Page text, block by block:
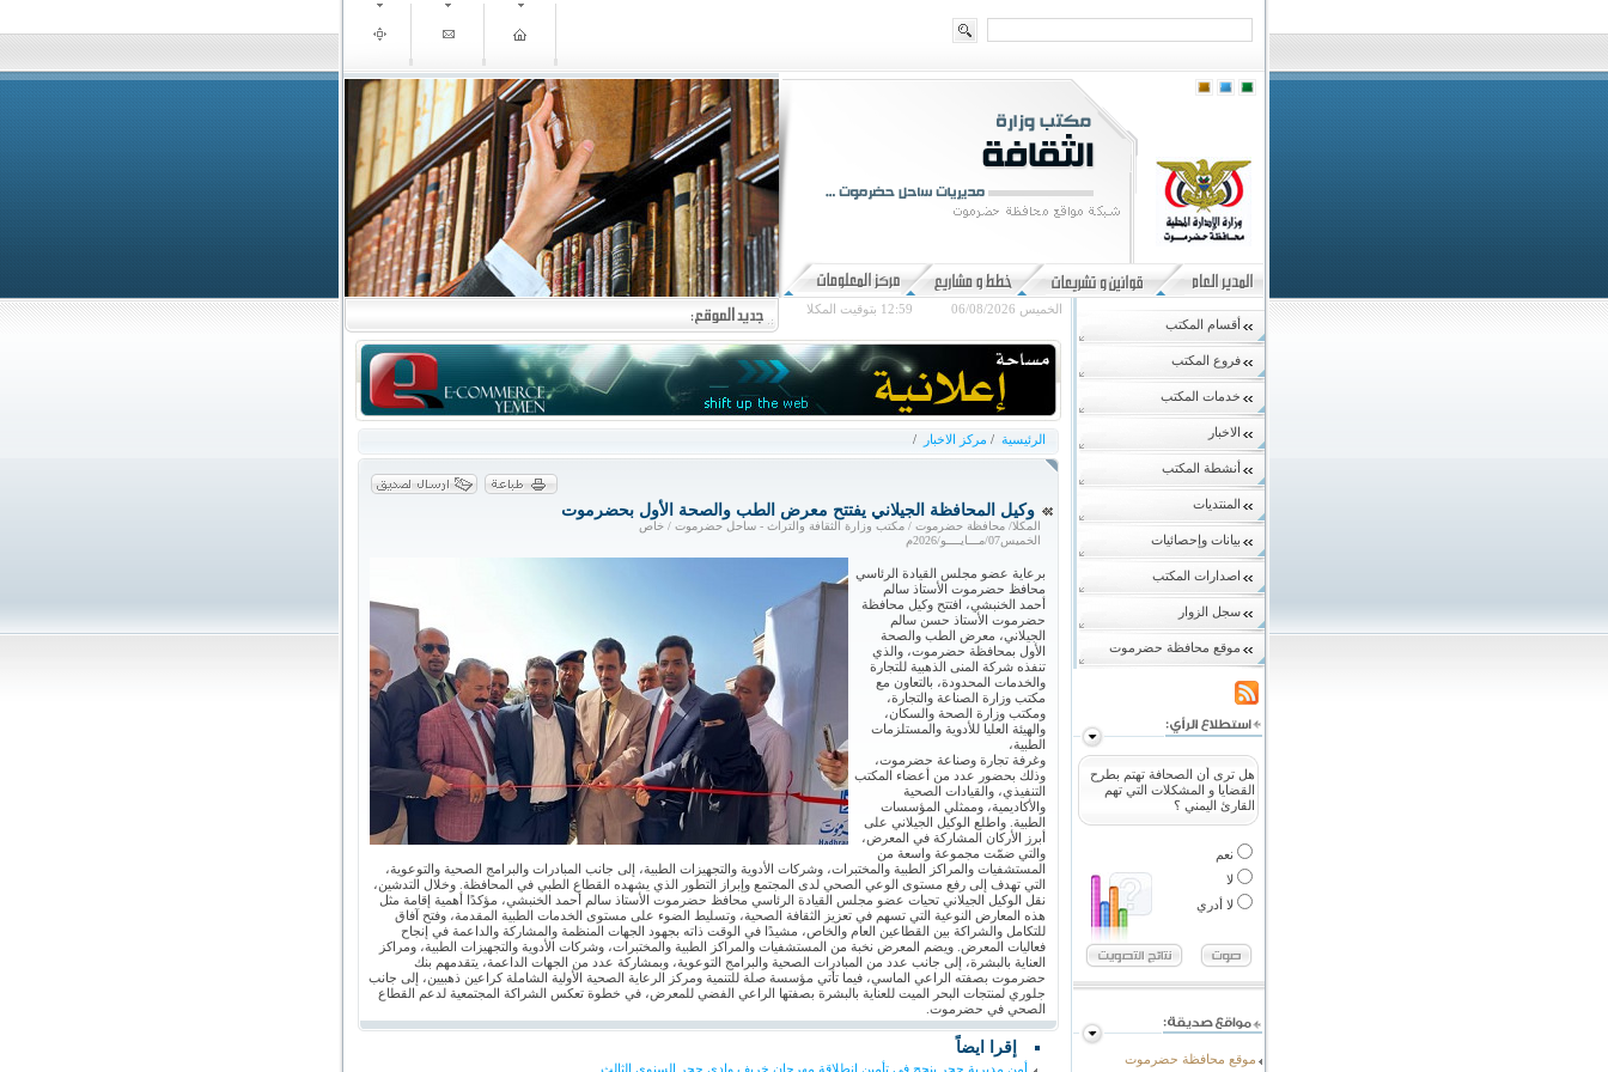
الخميس 06/08/2026 12:59 بتوقيت المكلا
أقسام المكتب
فروع المكتب
خدمات المكتب
الاخبار
أنشطة المكتب
المنتديات
بيانات وإحصائيات
اصدارات المكتب
سجل الزوار
موقع محافظة حضرموت
هل ترى أن الصحافة تهتم بطرح
القضايا و المشكلات التي تهم
القارئ اليمني ؟
نعم
لا
لا أدري
موقع محافظة حضرموت
الرئيسية / مركز الاخبار /
وكيل المحافظة الجيلاني يفتتح معرض الطب والصحة الأول بحضرموت
المكلا/ محافظة حضرموت / مكتب وزارة الثقافة والتراث - ساحل حضرموت / خاص
الخميس07/مـــايــــو/2026م
برعاية عضو مجلس القيادة الرئاسي
محافظ حضرموت الأستاذ سالم
أحمد الخنبشي، افتتح وكيل محافظة
حضرموت الأستاذ حسن سالم
الجيلاني، معرض الطب والصحة
الأول بمحافظة حضرموت، والذي
تنفذه شركة المنى الذهبية للتجارة
والخدمات المحدودة، بالتعاون مع
مكتب وزارة الصناعة والتجارة،
ومكتب وزارة الصحة والسكان،
والهيئة العليا للأدوية والمستلزمات
الطبية،
وغرفة تجارة وصناعة حضرموت،
وذلك بحضور عدد من أعضاء المكتب
التنفيذي، والقيادات الصحية
والأكاديمية، وممثلي المؤسسات
الطبية. واطلع الوكيل الجيلاني على
أبرز الأركان المشاركة في المعرض،
والتي ضمّت مجموعة واسعة من
المستشفيات والمراكز الطبية والمختبرات، وشركات الأدوية والتجهيزات الطبية، إلى جانب المبادرات والبرامج الصحية والتوعوية،
التي تهدف إلى رفع مستوى الوعي الصحي لدى المجتمع وإبراز التطور الذي يشهده القطاع الطبي في المحافظة. وخلال التدشين،
نقل الوكيل الجيلاني تحيات عضو مجلس القيادة الرئاسي محافظ حضرموت الأستاذ سالم أحمد الخنبشي، مؤكدًا أهمية إقامة مثل
هذه المعارض النوعية التي تسهم في تعزيز الثقافة الصحية، وتسليط الضوء على مستوى الخدمات الطبية المقدمة، وفتح آفاق
للتكامل والشراكة بين القطاعين العام والخاص، مشيدًا في الوقت ذاته بجهود الجهات المنظمة والمشاركة والداعمة في إنجاح
فعاليات المعرض. ويضم المعرض نخبة من المستشفيات والمراكز الطبية والمختبرات، وشركات الأدوية والتجهيزات الطبية، ومراكز
العناية بالبشرة، إلى جانب عدد من المبادرات الصحية والبرامج التوعوية، وبمشاركة عدد من الجهات الداعمة، يتقدمهم بنك
حضرموت بصفته الراعي الماسي، فيما تأتي مؤسسة صلة للتنمية ومركز الرعاية الصحية الأولية الشاملة كراعين ذهبيين، إلى جانب
جلوري لمنتجات البحر الميت للعناية بالبشرة بصفتها الراعي الفضي للمعرض، في خطوة تعكس الشراكة المجتمعية لدعم القطاع
الصحي في حضرموت.
إقرا ايضاً
أمن مديرية حجر ينجح في تأمين انطلاقة مهرجان خريف وادي حجر السنوي الثالث